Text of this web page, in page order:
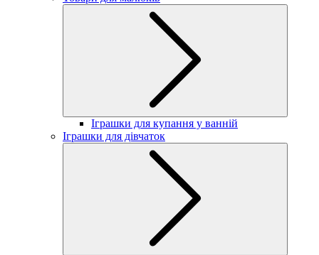
Іграшки для купання у ванній
Іграшки для дівчаток